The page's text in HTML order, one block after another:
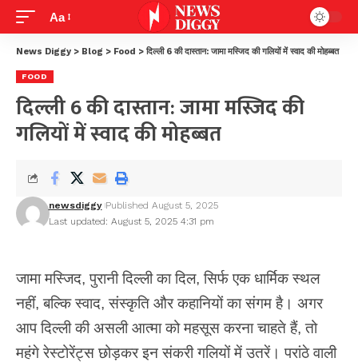
Aa
News Diggy > Blog > Food > दिल्ली 6 की दास्तान: जामा मस्जिद की गलियों में स्वाद की मोहब्बत
FOOD
दिल्ली 6 की दास्तान: जामा मस्जिद की
गलियों में स्वाद की मोहब्बत
Last updated: August 5, 2025 4:31 pm
newsdiggy Published August 5, 2025
जामा मस्जिद, पुरानी दिल्ली का दिल, सिर्फ एक धार्मिक स्थल
नहीं, बल्कि स्वाद, संस्कृति और कहानियों का संगम है। अगर
आप दिल्ली की असली आत्मा को महसूस करना चाहते हैं, तो
महंगे रेस्टोरेंट्स छोड़कर इन संकरी गलियों में उतरें। परांठे वाली